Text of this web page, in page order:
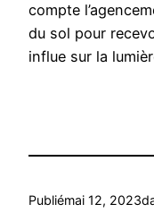
compte
du sol pour
influe sur la
Publiémai 12, 2023